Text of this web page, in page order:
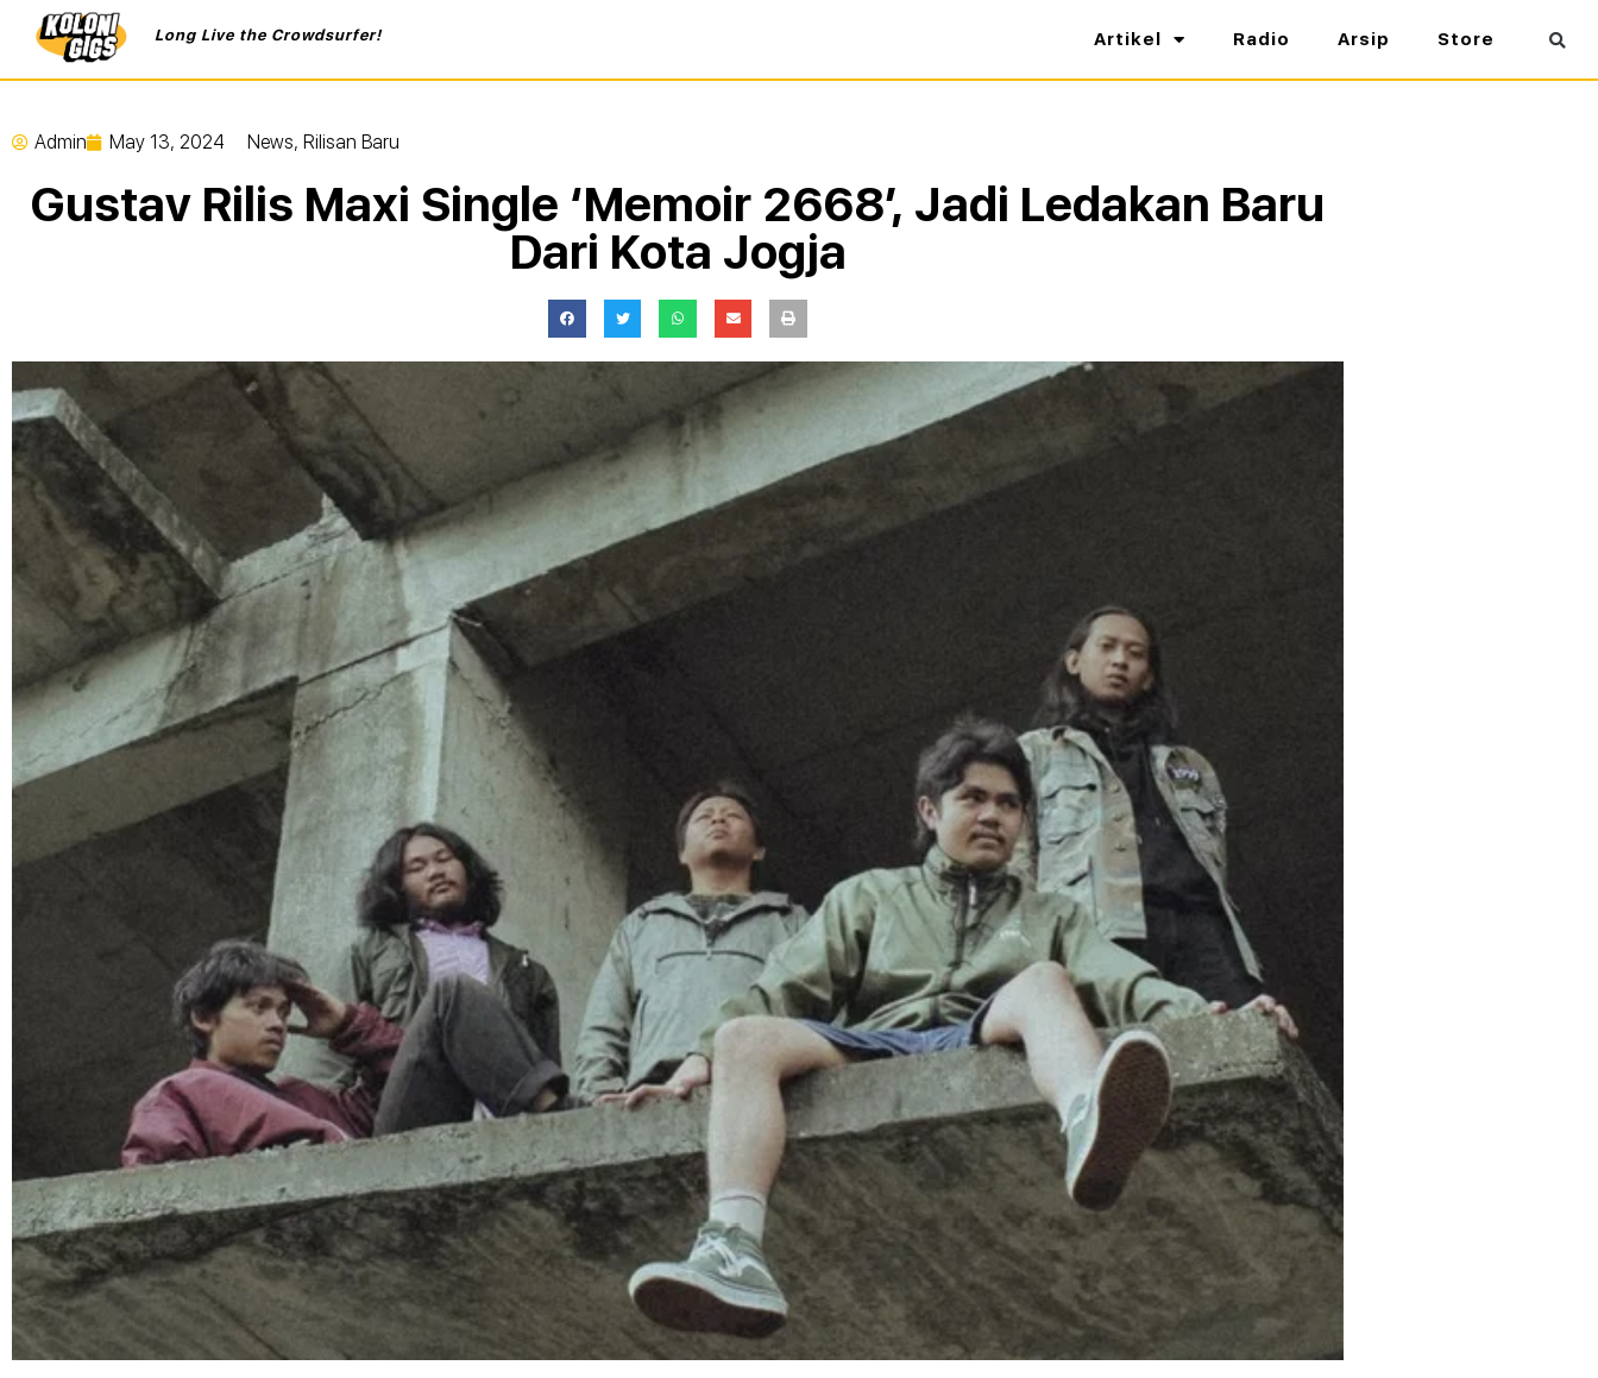
Long Live the Crowdsurfer! Artikel Radio Arsip Store
Admin May 13, 2024 News, Rilisan Baru
Gustav Rilis Maxi Single ‘Memoir 2668’, Jadi Ledakan Baru
Dari Kota Jogja